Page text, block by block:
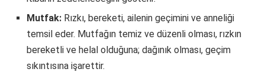
Mutfak: Rızkı, bereketi, ailenin geçimini ve anneliği
temsil eder. Mutfağın temiz ve düzenli olması, rızkın
bereketli ve helal olduğuna; dağınık olması, geçim
sıkıntısına işarettir.